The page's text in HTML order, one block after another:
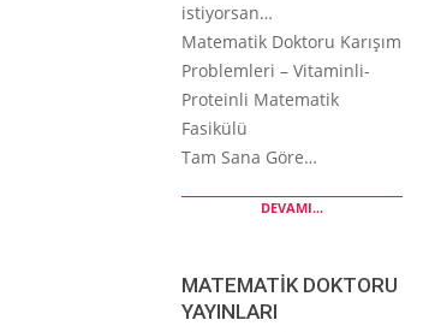
istiyorsan…
Matematik Doktoru Karışım
Problemleri – Vitaminli-
Proteinli Matematik
Fasikülü
Tam Sana Göre…
DEVAMI...
MATEMATİK DOKTORU
YAYINLARI